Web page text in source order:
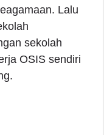
Lalu
sekolah
OSIS sendiri